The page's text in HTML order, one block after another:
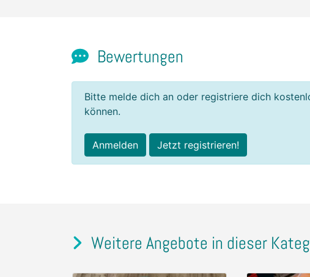
Bewertungen
Bitte melde dich an oder registriere dich
können.
Anmelden Jetzt registrieren!
Weitere Angebote in dieser